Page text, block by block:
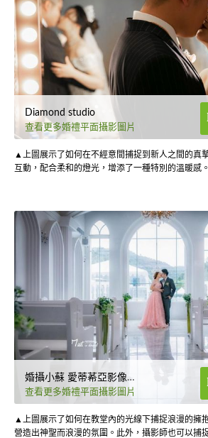
Diamond studio
查看更多婚禮平面攝影圖片
▲上圖展示了如何在不經意間捕捉到新人之間的真
互動，配合柔和的燈光，增添了一種特別的溫暖感。
婚攝小蘇 愛蒂莃亞影像團隊
查看更多婚禮平面攝影圖片
▲上圖展示了如何在教堂內的光線下捕捉浪漫的擁
營造出神聖而浪漫的氛圍。此外，攝影師也可以捕